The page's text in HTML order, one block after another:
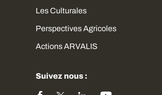
Les Culturales
Perspectives Agricoles
Actions ARVALIS
Suivez nous :